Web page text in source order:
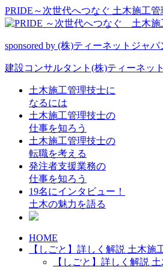
PRIDE～次世代へつなぐ 土木施工
sponsored by (株)ティーネットジャパ
建設コンサルタント(株)ティーネッ
土木施工管理技士に
なるには
土木施工管理技士の
仕事を知ろう
土木施工管理技士の
転職を考える
発注者支援業務の
仕事を知ろう
19名にインタビュー！
土木の魅力を語る
HOME
【しごと】詳しく解説 土木施
【しごと】詳しく解説